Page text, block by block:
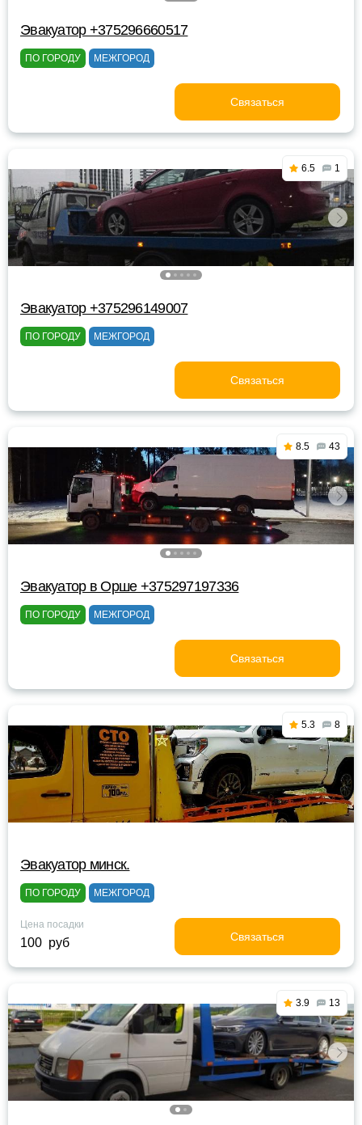
Эвакуатор +375296660517
ПО ГОРОДУ МЕЖГОРОД
Связаться
6.5 1
Эвакуатор +375296149007
ПО ГОРОДУ МЕЖГОРОД
Связаться
8.5 43
Эвакуатор в Орше +375297197336
ПО ГОРОДУ МЕЖГОРОД
Связаться
5.3 8
Эвакуатор минск.
ПО ГОРОДУ МЕЖГОРОД
Цена посадки
100 руб Связаться
3.9 13